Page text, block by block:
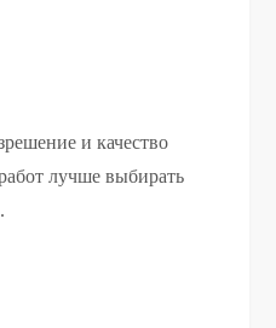
и качество
лучше выбирать